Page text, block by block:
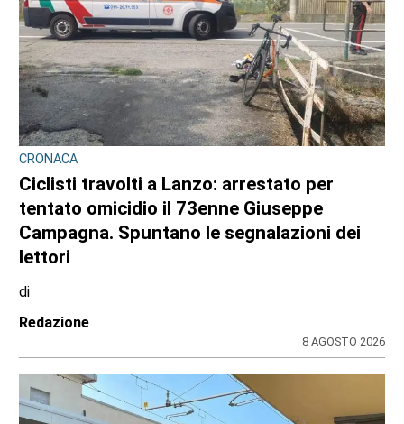
CRONACA
Ciclisti travolti a Lanzo: arrestato per
tentato omicidio il 73enne Giuseppe
Campagna. Spuntano le segnalazioni dei
lettori
di
Redazione
8 AGOSTO 2026